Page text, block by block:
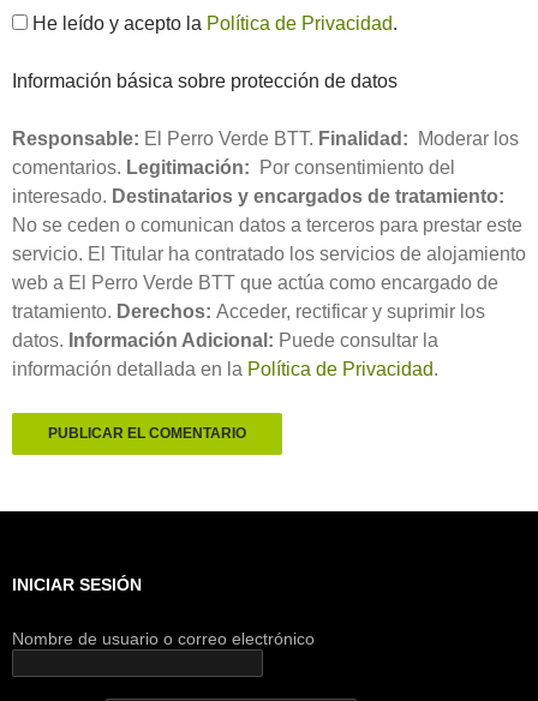
He leído y acepto la Política de Privacidad.
Información básica sobre protección de datos
Responsable: El Perro Verde BTT. Finalidad: Moderar los
comentarios. Legitimación: Por consentimiento del
interesado. Destinatarios y encargados de tratamiento:
No se ceden o comunican datos a terceros para prestar este
servicio. El Titular ha contratado los servicios de alojamiento
web a El Perro Verde BTT que actúa como encargado de
tratamiento. Derechos: Acceder, rectificar y suprimir los
datos. Información Adicional: Puede consultar la
información detallada en la Política de Privacidad.
INICIAR SESIÓN
Nombre de usuario o correo electrónico